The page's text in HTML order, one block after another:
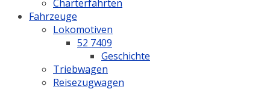
Charterfahrten
Fahrzeuge
Lokomotiven
52 7409
Geschichte
Triebwagen
Reisezugwagen